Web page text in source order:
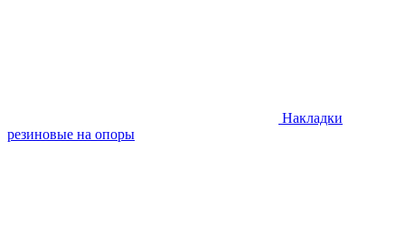
Накладки
резиновые на опоры